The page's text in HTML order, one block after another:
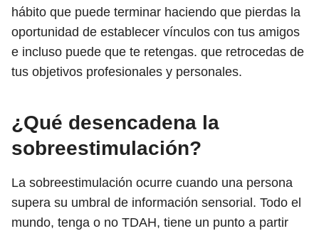
hábito que puede terminar haciendo que pierdas la
oportunidad de establecer vínculos con tus amigos
e incluso puede que te retengas. que retrocedas de
tus objetivos profesionales y personales.
¿Qué desencadena la
sobreestimulación?
La sobreestimulación ocurre cuando una persona
supera su umbral de información sensorial. Todo el
mundo, tenga o no TDAH, tiene un punto a partir